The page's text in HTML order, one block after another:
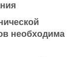
необходима